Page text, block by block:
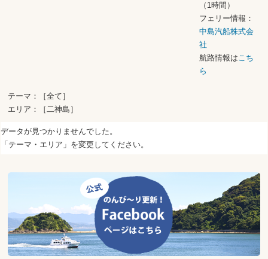
（1時間）
フェリー情報：
中島汽船株式会
社
航路情報はこち
ら
テーマ：［全て］
エリア：［二神島］
データが見つかりませんでした。
「テーマ・エリア」を変更してください。